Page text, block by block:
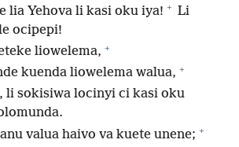
lia Yehova li kasi oku iya! + Li
ocipepi!
liowelema, +
kuenda liowelema walua, +
li sokisiwa locinyi ci kasi oku
valua haivo va kuete unene; +